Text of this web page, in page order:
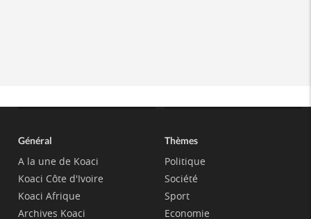
Général
A la une de Koaci
Koaci Côte d'Ivoire
Koaci Afrique
Archives Koaci
Thèmes
Politique
Société
Sport
Economie